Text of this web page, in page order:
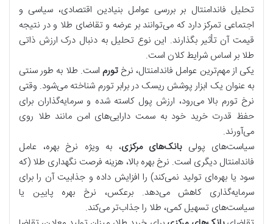
تحلیل فاندامنتال بر بررسی عوامل بنیادین اقتصادی، سیاسی و
اجتماعی تمرکز دارد که می‌توانند بر عرضه و تقاضای طلا و در نتیجه
قیمت آن تأثیر بگذارند. این نوع تحلیل به دنبال درک ارزش ذاتی
طلا بر اساس شرایط کلان است.
یکی از مهم‌ترین عوامل فاندامنتال، نرخ تورم است. طلا به طور سنتی
به عنوان یک ابزار پوشش ریسک در برابر تورم شناخته می‌شود. وقتی
نرخ تورم بالا می‌رود، ارزش پول کاسته شده و سرمایه‌گذاران برای
حفظ قدرت خرید خود به سمت دارایی‌های امن مانند طلا روی
می‌آورند.
سیاست‌های پولی بانک‌های مرکزی، به ویژه نرخ بهره، عامل
فاندامنتال دیگری است. نرخ بهره بالا، هزینه فرصت نگهداری طلا (که
سود یا بهره‌ای تولید نمی‌کند) را افزایش داده و جذابیت آن را برای
سرمایه‌گذاری کاهش می‌دهد. برعکس، نرخ بهره پایین یا
سیاست‌های تسهیل کمی، طلا را جذاب‌تر می‌کند.